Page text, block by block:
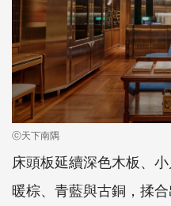
ⓒ天下南隅
床頭板延續深色木板、
暖棕、青藍與古銅，揉